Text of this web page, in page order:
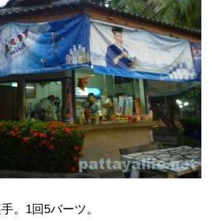
。1回5バーツ。